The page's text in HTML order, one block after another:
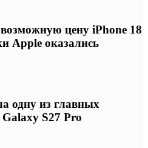
цену iPhone 18
Apple оказались
одну из главных
Galaxy S27 Pro